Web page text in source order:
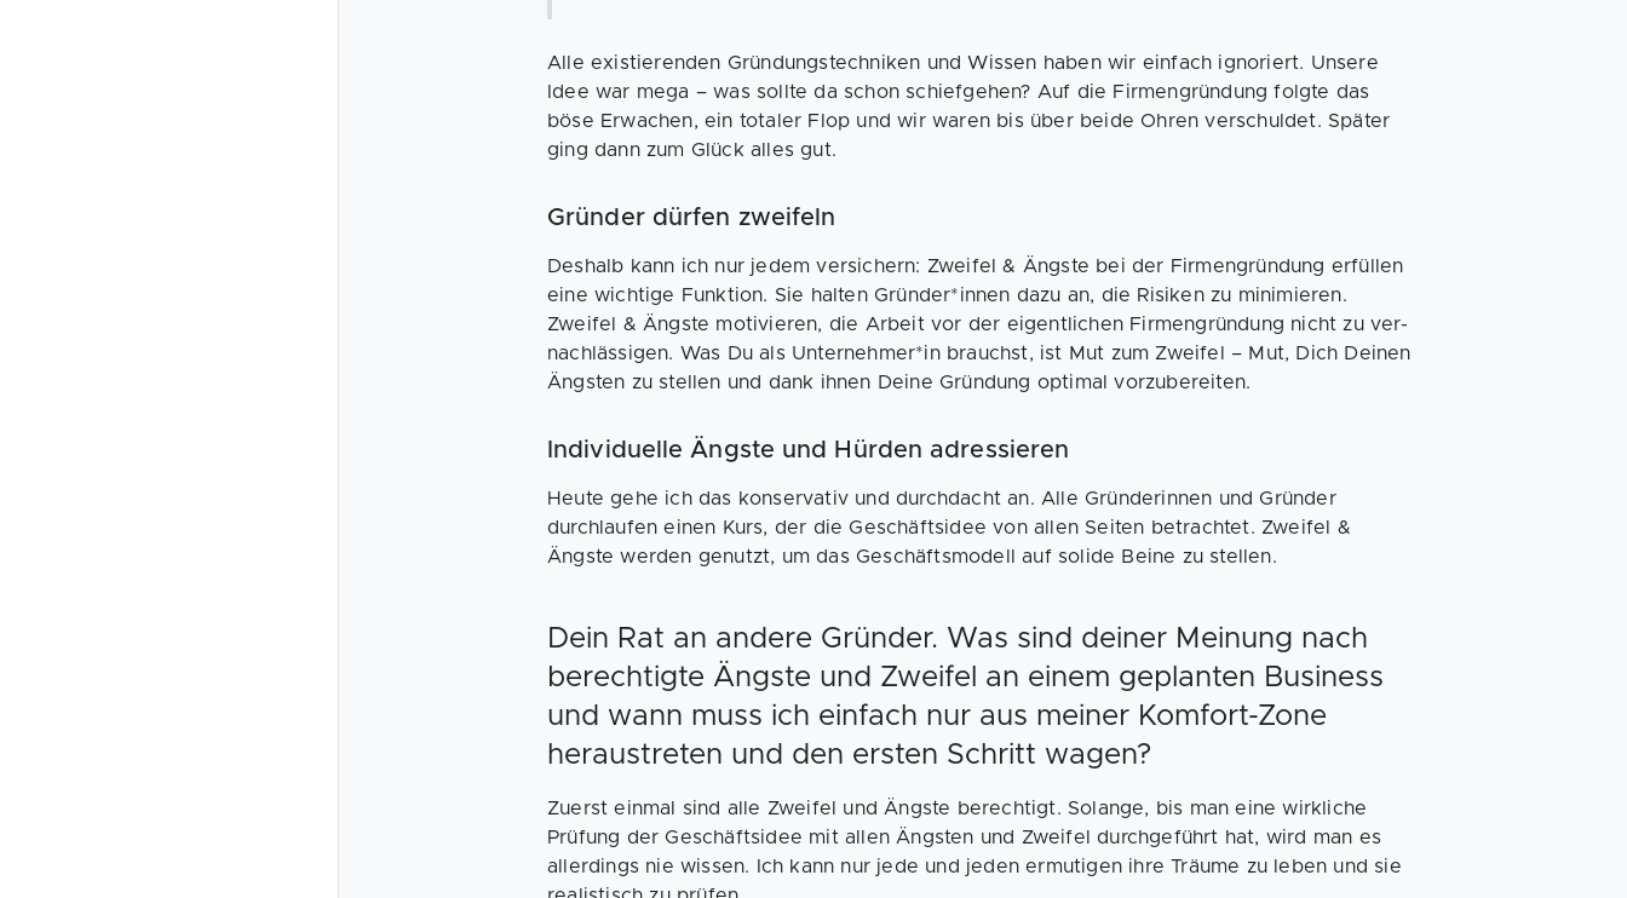
Alle existierenden Gründungstechniken und Wissen haben wir einfach ignoriert. Unsere
Idee war mega – was sollte da schon schiefgehen? Auf die Firmengründung folgte das
böse Erwachen, ein totaler Flop und wir waren bis über beide Ohren verschuldet. Später
ging dann zum Glück alles gut.
Gründer dürfen zweifeln
Deshalb kann ich nur jedem versichern: Zweifel & Ängste bei der Firmengründung erfüllen
eine wichtige Funktion. Sie halten Gründer*innen dazu an, die Risiken zu minimieren.
Zweifel & Ängste motivieren, die Arbeit vor der eigentlichen Firmengründung nicht zu ver-
nachlässigen. Was Du als Unternehmer*in brauchst, ist Mut zum Zweifel – Mut, Dich Deinen
Ängsten zu stellen und dank ihnen Deine Gründung optimal vorzubereiten.
Individuelle Ängste und Hürden adressieren
Heute gehe ich das konservativ und durchdacht an. Alle Gründerinnen und Gründer
durchlaufen einen Kurs, der die Geschäftsidee von allen Seiten betrachtet. Zweifel &
Ängste werden genutzt, um das Geschäftsmodell auf solide Beine zu stellen.
Dein Rat an andere Gründer. Was sind deiner Meinung nach
berechtigte Ängste und Zweifel an einem geplanten Business
und wann muss ich einfach nur aus meiner Komfort-Zone
heraustreten und den ersten Schritt wagen?
Zuerst einmal sind alle Zweifel und Ängste berechtigt. Solange, bis man eine wirkliche
Prüfung der Geschäftsidee mit allen Ängsten und Zweifel durchgeführt hat, wird man es
allerdings nie wissen. Ich kann nur jede und jeden ermutigen ihre Träume zu leben und sie